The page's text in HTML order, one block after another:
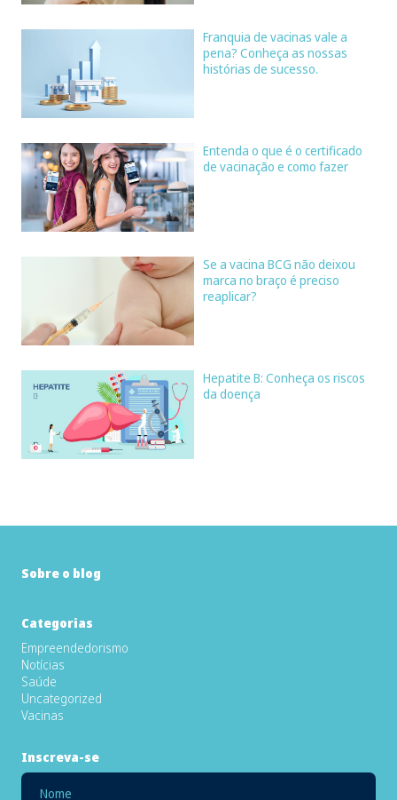
Franquia de vacinas vale a
pena? Conheça as nossas
histórias de sucesso.
Entenda o que é o certificado
de vacinação e como fazer
Se a vacina BCG não deixou
marca no braço é preciso
reaplicar?
Hepatite B: Conheça os riscos
da doença
Sobre o blog
Categorias
Empreendedorismo
Notícias
Saúde
Uncategorized
Vacinas
Inscreva-se